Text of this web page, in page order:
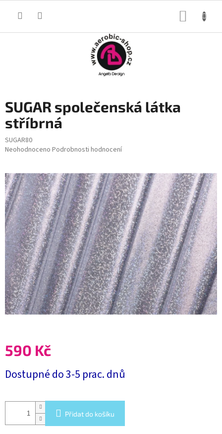
SUGAR společenská látka
stříbrná
SUGAR80
Průměrné
je
0,0
z
5
hvězdiček.
Neohodnoceno Podrobnosti hodnocení
590 Kč
cena:
Dostupné do 3-5 prac. dnů
Přidat do košíku